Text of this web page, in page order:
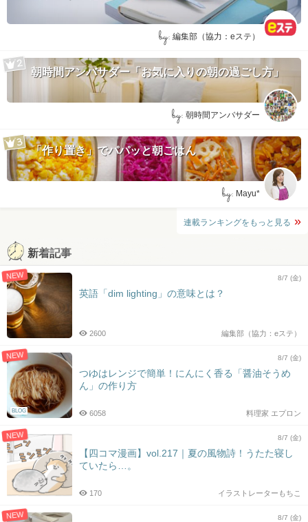
by: 編集部（協力：eステ）
朝時間アンバサダー「お気に入りの朝の過ごし方」
by: 朝時間アンバサダー
「作り置き」でパパッと朝ごはん
by: Mayu*
連載ランキングをもっと見る
新着記事
NEW 8/7 (金)
英語「dim lighting」の意味とは？
編集部（協力：eステ）
2600
NEW
BLOG
8/7 (金)
つゆはレンジで簡単！にんにく香る「醤油そうめ
ん」の作り方
料理家 エプロン
6058
NEW 8/7 (金)
【四コマ漫画】vol.217｜夏の風物詩！うたた寝し
ていたら…。
イラストレーターもちこ
170
NEW 8/7 (金)